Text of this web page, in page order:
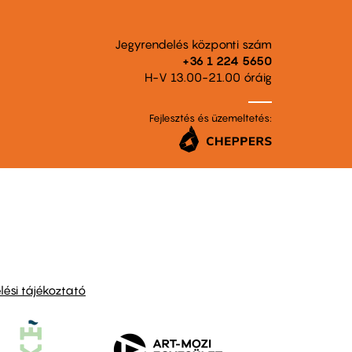
Jegyrendelés központi szám
+36 1 224 5650
H-V 13.00-21.00 óráig
Fejlesztés és üzemeltetés:
tájékoztató